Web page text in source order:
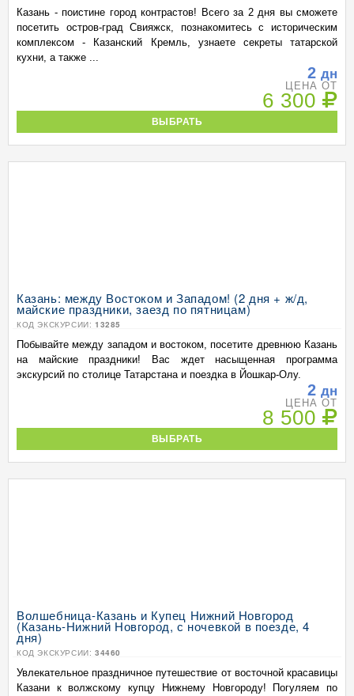
Казань - поистине город контрастов! Всего за 2 дня вы сможете
посетить остров-град Свияжск, познакомитесь с историческим
комплексом - Казанский Кремль, узнаете секреты татарской
кухни, а также ...
2 дн
ЦЕНА ОТ
6 300
ВЫБРАТЬ
Казань: между Востоком и Западом! (2 дня + ж/д,
майские праздники, заезд по пятницам)
КОД ЭКСКУРСИИ: 13285
Побывайте между западом и востоком, посетите древнюю Казань
на майские праздники! Вас ждет насыщенная программа
экскурсий по столице Татарстана и поездка в Йошкар-Олу.
2 дн
ЦЕНА ОТ
8 500
ВЫБРАТЬ
Волшебница-Казань и Купец Нижний Новгород
(Казань-Нижний Новгород, с ночевкой в поезде, 4
дня)
КОД ЭКСКУРСИИ: 34460
Увлекательное праздничное путешествие от восточной красавицы
Казани к волжскому купцу Нижнему Новгороду! Погуляем по